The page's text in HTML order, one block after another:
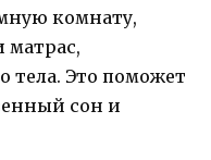
комнату,
матрас,
тела. Это поможет
сон и